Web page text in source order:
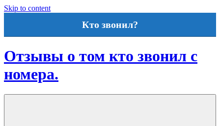
Skip to content
Кто звонил?
Отзывы о том кто звонил с
номера.